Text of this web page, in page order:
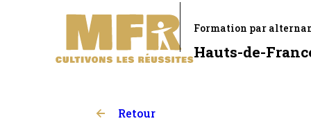
Formation par
Hauts-de-
Retour